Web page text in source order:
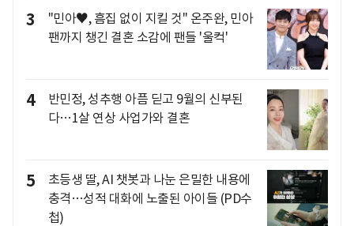
3
"민아♥, 흠집 없이 지킬 것" 온주완, 민아
팬까지 챙긴 결혼 소감에 팬들 '울컥'
4
반민정, 성추행 아픔 딛고 9월의 신부된
다…1살 연상 사업가와 결혼
5
초등생 딸, AI 챗봇과 나눈 은밀한 내용에
충격…성적 대화에 노출된 아이들 (PD수
첩)